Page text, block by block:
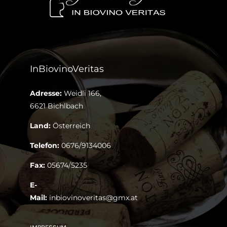
InBiovinoVeritas
Adresse: Weidli 166,
6621 Bichlbach
Land: Österreich
Telefon: 0676/9134006
Fax: 05674/5235
E-
Mail: inbiovinoveritas@gmx.at